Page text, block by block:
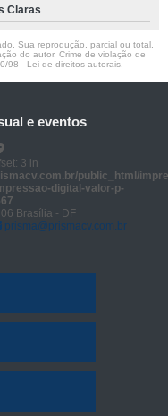
Claras
Sua reprodução, parcial ou total,
do autor. Crime de violação de
98 - Lei de direitos autorais
e eventos
3 in
public_html/
digital-valor-p-
Brasília - DF
prisma@prismacv.com.br